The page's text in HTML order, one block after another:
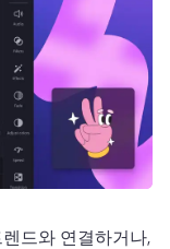
드와 연결하거나,